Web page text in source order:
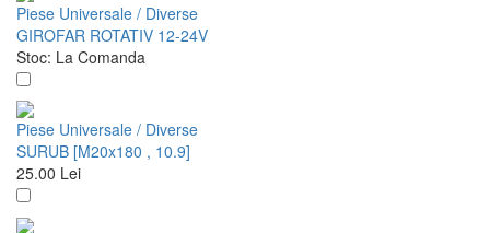
Piese Universale / Diverse
GIROFAR ROTATIV 12-24V
Stoc: La Comanda
Piese Universale / Diverse
SURUB [M20x180 , 10.9]
25.00 Lei